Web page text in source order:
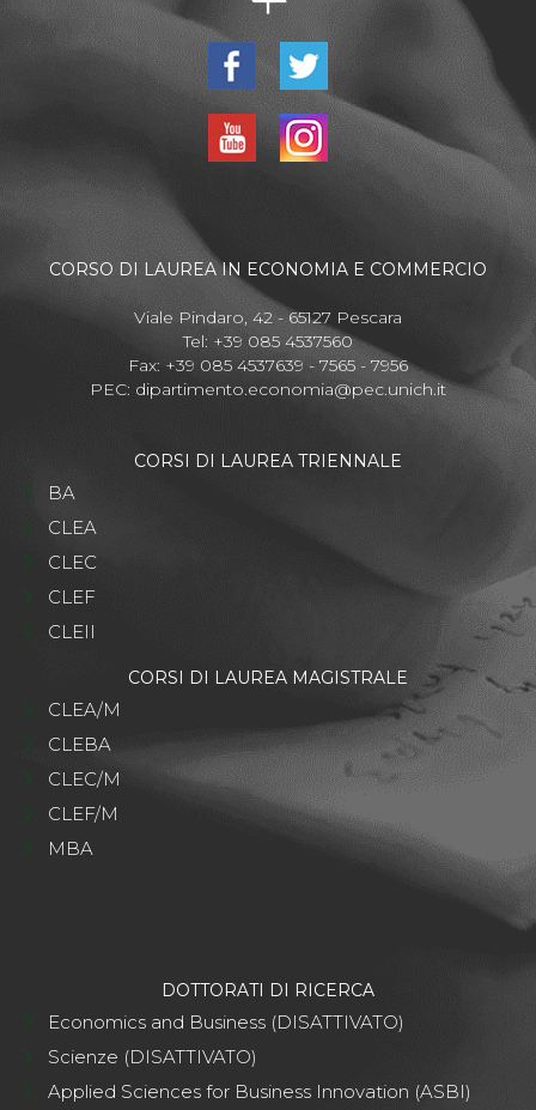
CORSO DI LAUREA IN ECONOMIA E COMMERCIO
Viale Pindaro, 42 - 65127 Pescara
Tel: +39 085 4537560
Fax: +39 085 4537639 - 7565 - 7956
PEC: dipartimento.economia@pec.unich.it
CORSI DI LAUREA TRIENNALE
BA
CLEA
CLEC
CLEF
CLEII
CORSI DI LAUREA MAGISTRALE
CLEA/M
CLEBA
CLEC/M
CLEF/M
MBA
DOTTORATI DI RICERCA
Economics and Business (DISATTIVATO)
Scienze (DISATTIVATO)
Applied Sciences for Business Innovation (ASBI)